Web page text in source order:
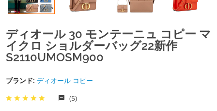
ディオール 30 モンテーニュ コピー マ
イクロ ショルダーバッグ22新作
S2110UMOSM900
ブランド: ディオール コピー
(5)